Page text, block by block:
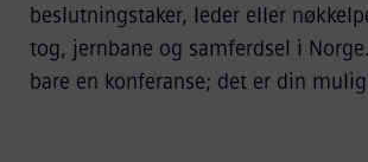
beslutningstaker, leder eller
tog, jernbane og samferdsel i
bare en konferanse; det er din